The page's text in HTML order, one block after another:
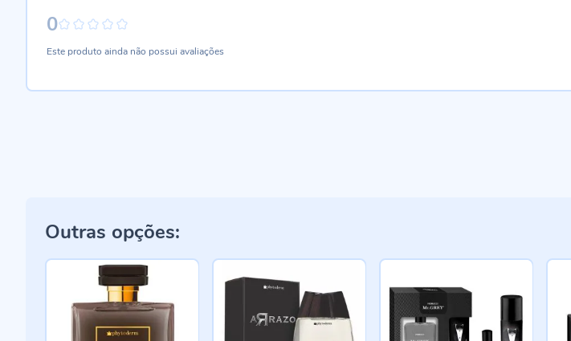
0
Este produto ainda não possui avaliações
Outras opções: